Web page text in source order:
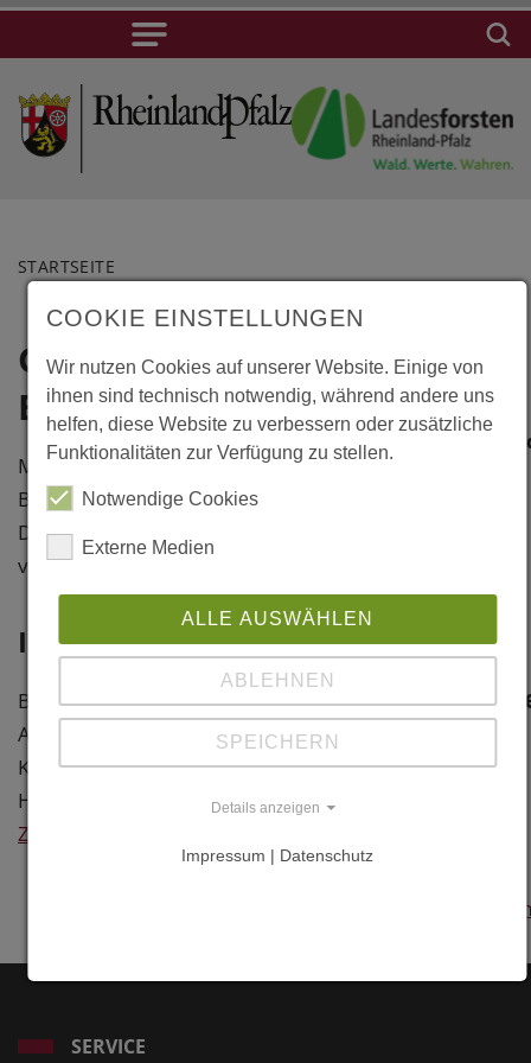
STARTSEITE
Gmunden,
Baumwipfelpfad
Mit 1400 m Länge der längste
Baumwipfelpfad in Österreich.
Der zentrale Turm hat eine Höhe
von 39 m
Information
Baujahr: 2018
Architekt: Erlebnis AG, Bad
Kötzting
Holzbau: Wiehag, A-Altheim
Zurück
Lage
Gmunden,
Weitere
SERVICE
COOKIE EINSTELLUNGEN
Wir nutzen Cookies auf unserer Website. Einige von
ihnen sind technisch notwendig, während andere uns
helfen, diese Website zu verbessern oder zusätzliche
Funktionalitäten zur Verfügung zu stellen.
Notwendige Cookies
Externe Medien
ALLE AUSWÄHLEN
ABLEHNEN
SPEICHERN
Details anzeigen
Impressum | Datenschutz